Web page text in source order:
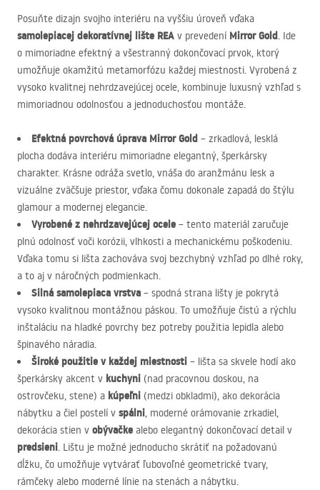
Posuňte dizajn svojho interiéru na vyššiu úroveň vďaka
samolepiacej dekoratívnej lište REA v prevedení Mirror Gold. Ide
o mimoriadne efektný a všestranný dokončovací prvok, ktorý
umožňuje okamžitú metamorfózu každej miestnosti. Vyrobená z
vysoko kvalitnej nehrdzavejúcej ocele, kombinuje luxusný vzhľad s
mimoriadnou odolnosťou a jednoduchosťou montáže.
Efektná povrchová úprava Mirror Gold – zrkadlová, lesklá
plocha dodáva interiéru mimoriadne elegantný, šperkársky
charakter. Krásne odráža svetlo, vnáša do aranžmánu lesk a
vizuálne zväčšuje priestor, vďaka čomu dokonale zapadá do štýlu
glamour a modernej elegancie.
Vyrobené z nehrdzavejúcej ocele – tento materiál zaručuje
plnú odolnosť voči korózii, vlhkosti a mechanickému poškodeniu.
Vďaka tomu si lišta zachováva svoj bezchybný vzhľad po dlhé roky,
a to aj v náročných podmienkach.
Silná samolepiaca vrstva – spodná strana lišty je pokrytá
vysoko kvalitnou montážnou páskou. To umožňuje čistú a rýchlu
inštaláciu na hladké povrchy bez potreby použitia lepidla alebo
špinavého náradia.
Široké použitie v každej miestnosti – lišta sa skvele hodí ako
šperkársky akcent v kuchyni (nad pracovnou doskou, na
ostrovčeku, stene) a kúpeľni (medzi obkladmi), ako dekorácia
nábytku a čiel postelí v spálni, moderné orámovanie zrkadiel,
dekorácia stien v obývačke alebo elegantný dokončovací detail v
predsieni. Lištu je možné jednoducho skrátiť na požadovanú
dĺžku, čo umožňuje vytvárať ľubovoľné geometrické tvary,
rámčeky alebo moderné línie na stenách a nábytku.